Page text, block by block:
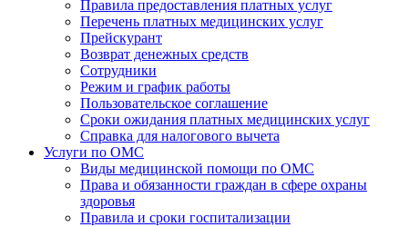
Правила предоставления платных услуг
Перечень платных медицинских услуг
Прейскурант
Возврат денежных средств
Сотрудники
Режим и график работы
Пользовательское соглашение
Сроки ожидания платных медицинских услуг
Справка для налогового вычета
Услуги по ОМС
Виды медицинской помощи по ОМС
Права и обязанности граждан в сфере охраны
здоровья
Правила и сроки госпитализации